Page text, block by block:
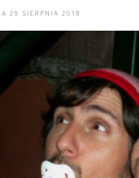
29 SIERPNIA 2018